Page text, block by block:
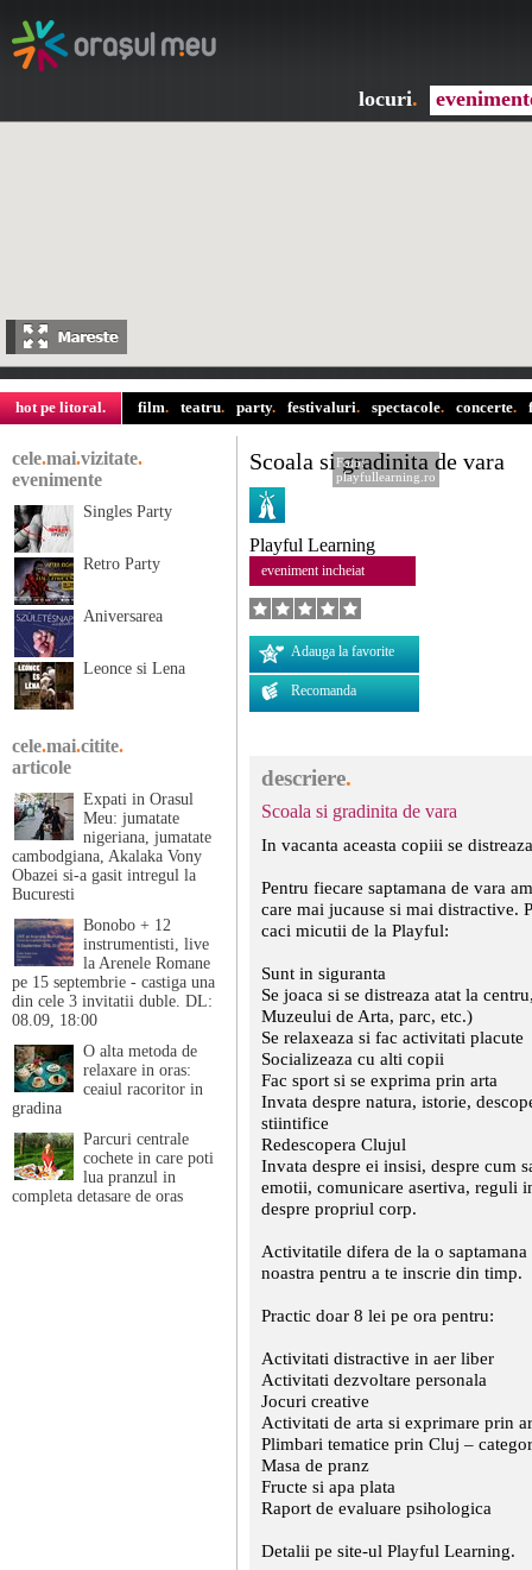
locuri.
hot pe litoral. film. teatru. party. festivaluri. spectacole. concerte.
cele.mai.vizitate.
evenimente
Singles Party
Retro Party
Aniversarea
Leonce si Lena
cele.mai.citite.
articole
Expati in Orasul
Meu: jumatate
nigeriana, jumatate
cambodgiana, Akalaka Vony
Obazei si-a gasit intregul la
Bucuresti
Bonobo + 12
instrumentisti, live
la Arenele Romane
pe 15 septembrie - castiga una
din cele 3 invitatii duble. DL:
08.09, 18:00
O alta metoda de
relaxare in oras:
ceaiul racoritor in
gradina
Parcuri centrale
cochete in care poti
lua pranzul in
completa detasare de oras
Scoala si gradinita de vara
Playful Learning
eveniment incheiat
Adauga la favorite
Recomanda
Foto:
playfullearning.ro
descriere.
Scoala si gradinita de vara
In vacanta aceasta copiii se
Pentru fiecare saptamana de vara
care mai jucause si mai distractive.
caci micutii de la Playful:
Sunt in siguranta
Se joaca si se distreaza atat la
Muzeului de Arta, parc, etc.)
Se relaxeaza si fac activitati placute
Socializeaza cu alti copii
Fac sport si se exprima prin arta
Invata despre natura, istorie,
stiintifice
Redescopera Clujul
Invata despre ei insisi, despre cum
emotii, comunicare asertiva, reguli
despre propriul corp.
Activitatile difera de la o saptamana
noastra pentru a te inscrie din timp.
Practic doar 8 lei pe ora pentru:
Activitati distractive in aer liber
Activitati dezvoltare personala
Jocuri creative
Activitati de arta si exprimare prin
Plimbari tematice prin Cluj –
Masa de pranz
Fructe si apa plata
Raport de evaluare psihologica
Detalii pe site-ul Playful Learning.